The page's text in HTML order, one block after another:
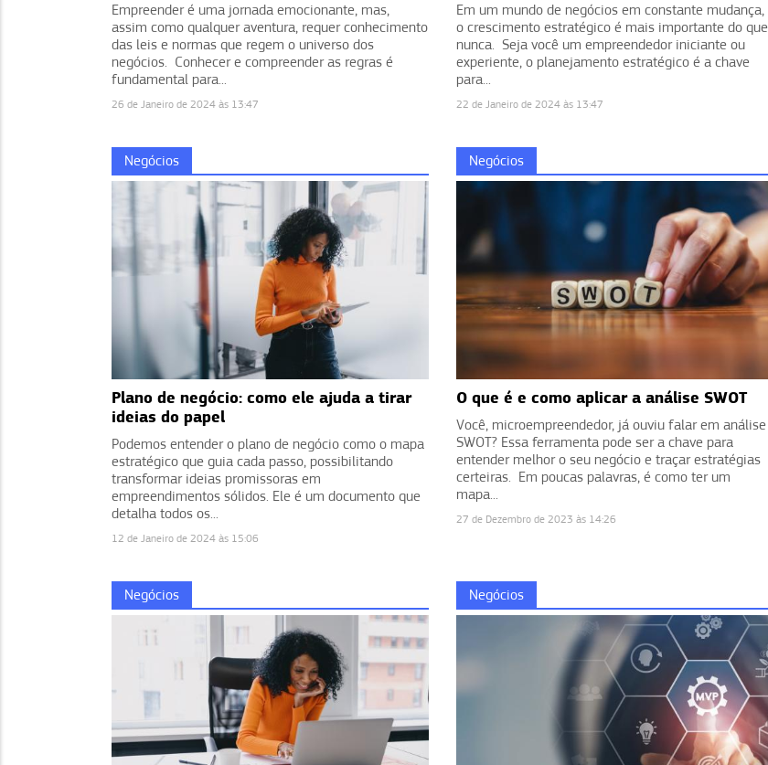
Empreender é uma jornada emocionante, mas,
assim como qualquer aventura, requer conhecimento
das leis e normas que regem o universo dos
negócios. Conhecer e compreender as regras é
fundamental para...
26 de Janeiro de 2024 às 13:47
Em um mundo de negócios em constante mudança,
o crescimento estratégico é mais importante do que
nunca. Seja você um empreendedor iniciante ou
experiente, o planejamento estratégico é a chave
para...
22 de Janeiro de 2024 às 13:47
Negócios
Plano de negócio: como ele ajuda a tirar
ideias do papel
Podemos entender o plano de negócio como o mapa
estratégico que guia cada passo, possibilitando
transformar ideias promissoras em
empreendimentos sólidos. Ele é um documento que
detalha todos os...
12 de Janeiro de 2024 às 15:06
Negócios
O que é e como aplicar a análise SWOT
Você, microempreendedor, já ouviu falar em análise
SWOT? Essa ferramenta pode ser a chave para
entender melhor o seu negócio e traçar estratégias
certeiras. Em poucas palavras, é como ter um
mapa...
27 de Dezembro de 2023 às 14:26
Negócios Negócios